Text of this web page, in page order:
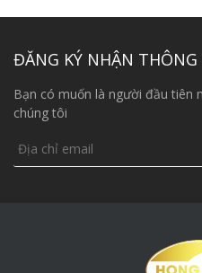
ĐĂNG KÝ NHẬN THÔNG
Bạn có muốn là người đầu tiên
chúng tôi